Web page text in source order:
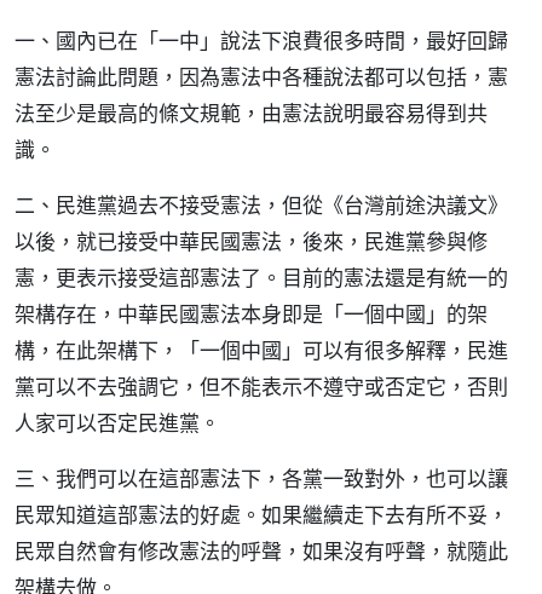
一、國內已在「一中」說法下浪費很多時間，最好回歸
憲法討論此問題，因為憲法中各種說法都可以包括，憲
法至少是最高的條文規範，由憲法說明最容易得到共
識。
二、民進黨過去不接受憲法，但從《台灣前途決議文》
以後，就已接受中華民國憲法，後來，民進黨參與修
憲，更表示接受這部憲法了。目前的憲法還是有統一的
架構存在，中華民國憲法本身即是「一個中國」的架
構，在此架構下，「一個中國」可以有很多解釋，民進
黨可以不去強調它，但不能表示不遵守或否定它，否則
人家可以否定民進黨。
三、我們可以在這部憲法下，各黨一致對外，也可以讓
民眾知道這部憲法的好處。如果繼續走下去有所不妥，
民眾自然會有修改憲法的呼聲，如果沒有呼聲，就隨此
架構去做。